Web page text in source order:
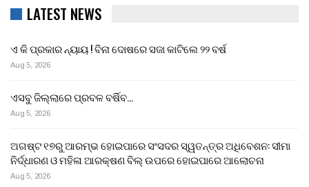
LATEST NEWS
ଏ କି ପ୍ରକାର ନ୍ୟାୟ ! ବିନା ଦୋଷରେ ସଜା କାଟିଲେ ୨୨ ବର୍ଷ
Aug 5, 2026
ଏସବୁ ଜିଲ୍ଲାରେ ପ୍ରବଳ ବର୍ଷିବ…
Aug 5, 2026
ଅଗଷ୍ଟ ୧୭ରୁ ଆରମ୍ଭ ହୋଇପାରେ ସଂସଦର ସ୍ୱତନ୍ତ୍ର ଅଧିବେଶନ: ସୀମା
ନିର୍ଦ୍ଧାରଣ ଓ ମହିଳା ଆରକ୍ଷଣ ବିଲ୍ ଉପରେ ହୋଇପାରେ ଆଲୋଚନା
Aug 5, 2026